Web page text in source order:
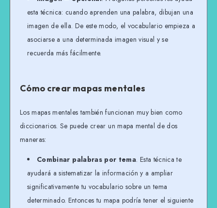
esta técnica: cuando aprenden una palabra, dibujan una
imagen de ella. De este modo, el vocabulario empieza a
asociarse a una determinada imagen visual y se
recuerda más fácilmente.
Cómo crear mapas mentales
Los mapas mentales también funcionan muy bien como
diccionarios. Se puede crear un mapa mental de dos
maneras:
Combinar palabras por tema. Esta técnica te
ayudará a sistematizar la información y a ampliar
significativamente tu vocabulario sobre un tema
determinado. Entonces tu mapa podría tener el siguiente